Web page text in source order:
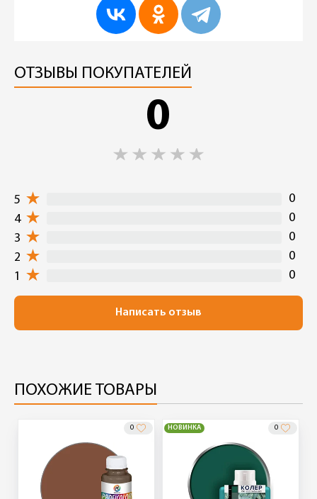
ОТЗЫВЫ ПОКУПАТЕЛЕЙ
0
5
0
4
0
3
0
2
0
1
0
Написать отзыв
ПОХОЖИЕ ТОВАРЫ
0 НОВИНКА 0